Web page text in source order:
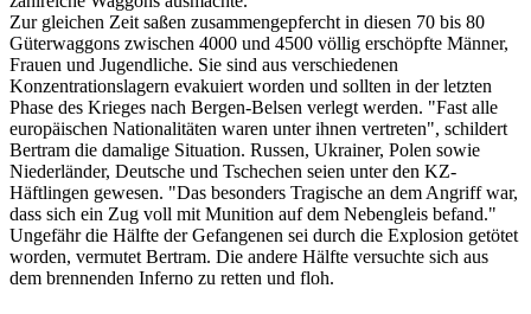
Zur gleichen Zeit saßen zusammengepfercht in diesen 70 bis 80
Güterwaggons zwischen 4000 und 4500 völlig erschöpfte Männer,
Frauen und Jugendliche. Sie sind aus verschiedenen
Konzentrationslagern evakuiert worden und sollten in der letzten
Phase des Krieges nach Bergen-Belsen verlegt werden. "Fast alle
europäischen Nationalitäten waren unter ihnen vertreten", schildert
Bertram die damalige Situation. Russen, Ukrainer, Polen sowie
Niederländer, Deutsche und Tschechen seien unter den KZ-
Häftlingen gewesen. "Das besonders Tragische an dem Angriff war,
dass sich ein Zug voll mit Munition auf dem Nebengleis befand."
Ungefähr die Hälfte der Gefangenen sei durch die Explosion getötet
worden, vermutet Bertram. Die andere Hälfte versuchte sich aus
dem brennenden Inferno zu retten und floh.